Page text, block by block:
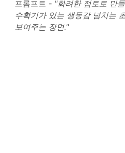
프롬프트 - "화려한 점토로 만
수확기가 있는 생동감 넘치는
보여주는 장면."